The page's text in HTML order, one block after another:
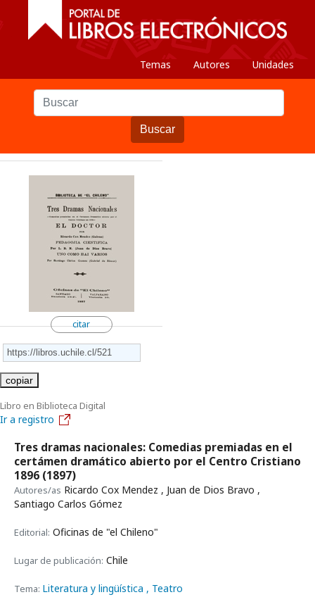
Temas Autores Unidades
Buscar
citar
copiar
Libro en Biblioteca Digital
Ir a registro
Tres dramas nacionales: Comedias premiadas en el
certámen dramático abierto por el Centro Cristiano
1896 (1897)
Autores/as Ricardo Cox Mendez , Juan de Dios Bravo ,
Santiago Carlos Gómez
Editorial: Oficinas de "el Chileno"
Lugar de publicación: Chile
Tema: Literatura y lingüística , Teatro